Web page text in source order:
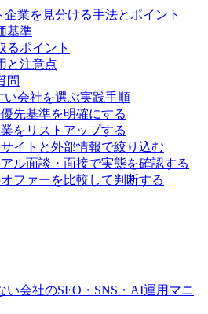
企業を見分ける手法とポイント
基準
るポイント
と注意点
問
い会社を選ぶ実践手順
先基準を明確にする
をリストアップする
イトと外部情報で絞り込む
ル面談・面接で実態を確認する
ファーを比較して判断する
い会社のSEO・SNS・AI運用マニ